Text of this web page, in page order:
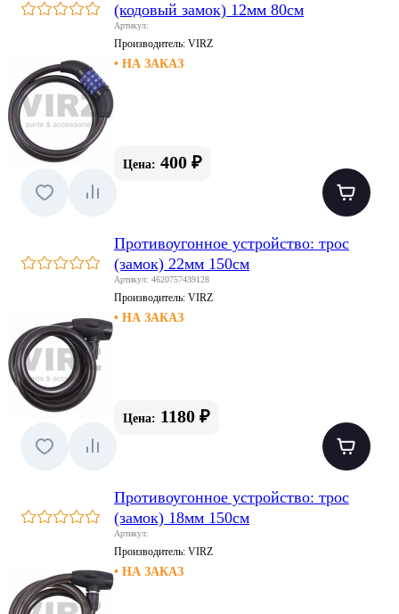
(кодовый замок) 12мм 80см
Артикул:
Производитель: VIRZ
• НА ЗАКАЗ
Цена: 400 ₽
Противоугонное устройство: трос
(замок) 22мм 150см
Артикул: 4620757439128
Производитель: VIRZ
• НА ЗАКАЗ
Цена: 1180 ₽
Противоугонное устройство: трос
(замок) 18мм 150см
Артикул:
Производитель: VIRZ
• НА ЗАКАЗ